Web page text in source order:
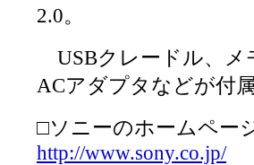
2.0。
USBクレードル、メ
ACアダプタなどが付
□ソニーのホームペー
http://www.sony.co.jp/